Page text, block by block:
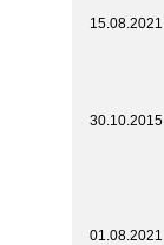
15.08.2021
30.10.2015
01.08.2021